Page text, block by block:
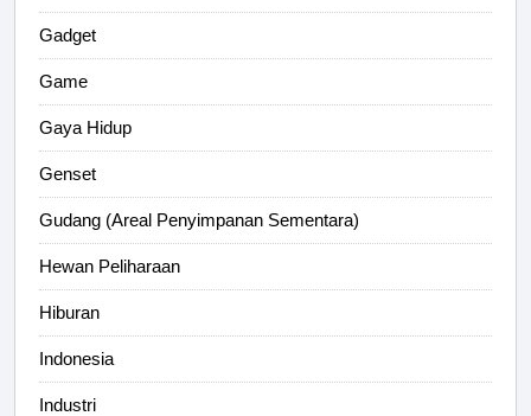
Gadget
Game
Gaya Hidup
Genset
Gudang (Areal Penyimpanan Sementara)
Hewan Peliharaan
Hiburan
Indonesia
Industri